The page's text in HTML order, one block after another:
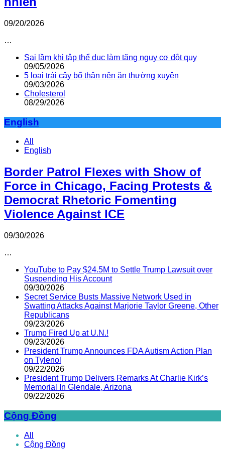
09/20/2026
…
Sai lầm khi tập thể dục làm tăng nguy cơ đột quỵ
09/05/2026
5 loại trái cây bổ thận nên ăn thường xuyên
09/03/2026
Cholesterol
08/29/2026
English
All
English
Border Patrol Flexes with Show of
Force in Chicago, Facing Protests &
Democrat Rhetoric Fomenting
Violence Against ICE
09/30/2026
…
YouTube to Pay $24.5M to Settle Trump Lawsuit over
Suspending His Account
09/30/2026
Secret Service Busts Massive Network Used in
Swatting Attacks Against Marjorie Taylor Greene, Other
Republicans
09/23/2026
Trump Fired Up at U.N.!
09/23/2026
President Trump Announces FDA Autism Action Plan
on Tylenol
09/22/2026
President Trump Delivers Remarks At Charlie Kirk’s
Memorial In Glendale, Arizona
09/22/2026
Cộng Đồng
All
Cộng Đồng